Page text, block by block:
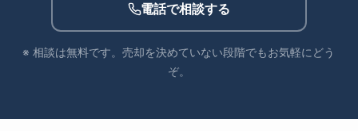
電話で相談する
※ 相談は無料です。売却を決めていない段階でもお気軽にどう
ぞ。